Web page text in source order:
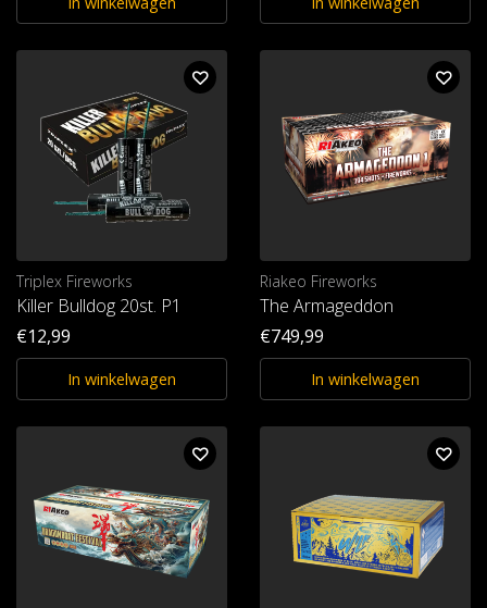
Triplex Fireworks
Killer Bulldog 20st. P1
€12,99
In winkelwagen
Riakeo Fireworks
The Armageddon
€749,99
In winkelwagen